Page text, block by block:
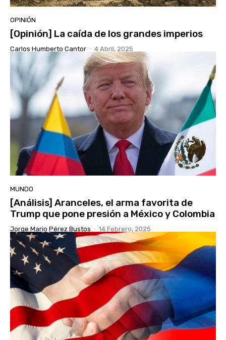
OPINIÓN
[Opinión] La caída de los grandes imperios
Carlos Humberto Cantor - 4 Abril, 2025
MUNDO
[Análisis] Aranceles, el arma favorita de
Trump que pone presión a México y Colombia
Jorge Mario Pérez Bustos - 14 Febrero, 2025